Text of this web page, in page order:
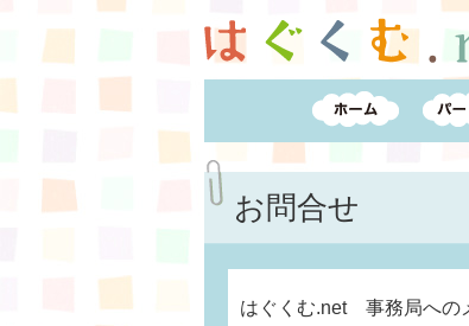
お問合せ
はぐくむ.net 事務局への